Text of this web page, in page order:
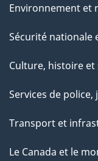
Environnement et
Sécurité nationale
Culture, histoire
Services de
Transport et
Le Canada et le